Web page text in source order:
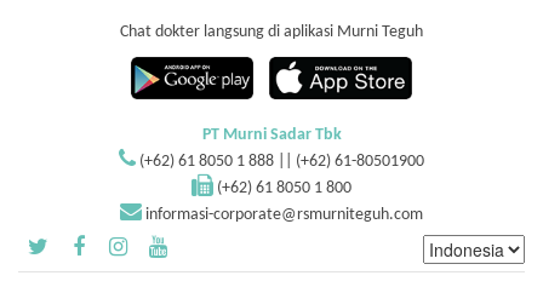
Chat dokter langsung di aplikasi Murni Teguh
PT Murni Sadar Tbk
(+62) 61 8050 1 888 || (+62) 61-80501900
(+62) 61 8050 1 800
informasi-corporate@rsmurniteguh.com